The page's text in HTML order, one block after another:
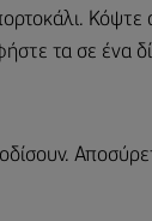
Κόψτε
τα σε ένα